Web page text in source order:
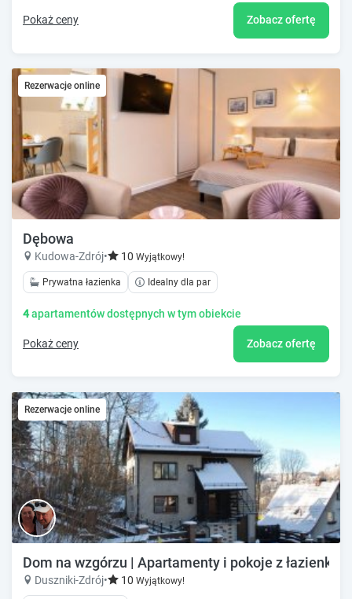
Pokaż ceny Zobacz ofertę
Rezerwacje online
Dębowa
Kudowa-Zdrój• 10 Wyjątkowy!
Prywatna łazienka Idealny dla par
4apartamentów dostępnych w tym obiekcie
Pokaż ceny Zobacz ofertę
Rezerwacje online
Dom na wzgórzu | Apartamenty i pokoje z
Duszniki-Zdrój• 10 Wyjątkowy!